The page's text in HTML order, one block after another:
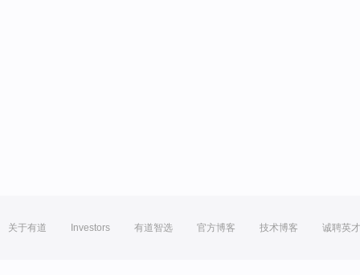
关于有道 Investors 有道智选 官方博客 技术博客 诚聘英才